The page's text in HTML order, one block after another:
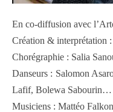
En co-diffusion avec
Création & interprétation
Chorégraphie : Salia
Danseurs : Salomon
Lafif, Bolewa Sabourin…
Musiciens : Mattéo